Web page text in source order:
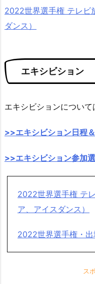
2022世界選手権 テレビ
ダンス）
エキシビション
エキシビションについて
>>エキシビション日程
>>エキシビション参加選
2022世界選手権 テ
ア、アイスダンス）
2022世界選手権・
ス